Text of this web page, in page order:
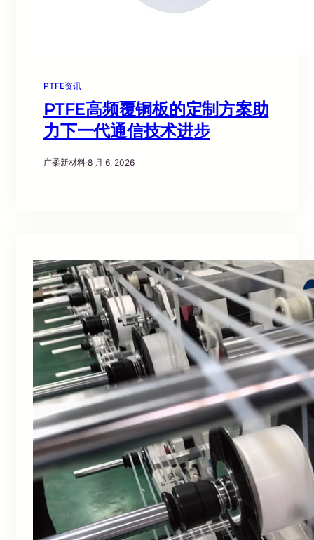
PTFE资讯
PTFE高频覆铜板的定制方案助
力下一代通信技术进步
广柔新材料·8 月 6, 2026